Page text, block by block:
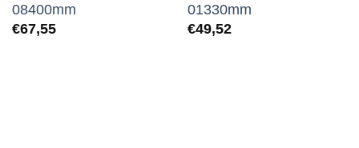
08400mm
€67,55
01330mm
€49,52